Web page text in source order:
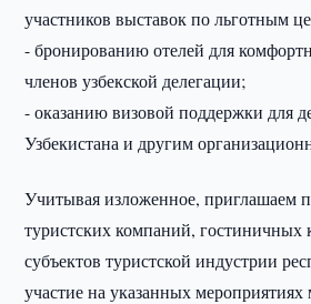
участников выставок по льготным
- бронированию отелей для
членов узбекской делегации;
- оказанию визовой поддержки для
Узбекистана и другим
Учитывая изложенное, приглашаем
туристских компаний, гостиничных
субъектов туристской индустрии
участие на указанных